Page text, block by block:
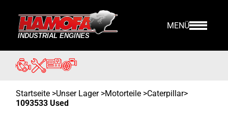
MENÜ
Startseite >Unser Lager>Motorteile >Caterpillar>
1093533 Used